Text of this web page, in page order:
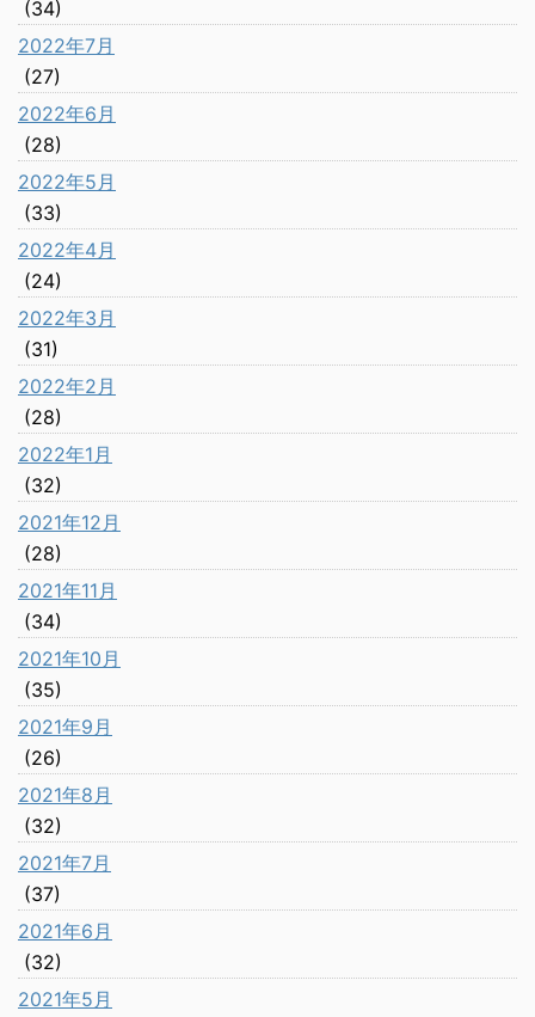
(34)
2022年7月
(27)
2022年6月
(28)
2022年5月
(33)
2022年4月
(24)
2022年3月
(31)
2022年2月
(28)
2022年1月
(32)
2021年12月
(28)
2021年11月
(34)
2021年10月
(35)
2021年9月
(26)
2021年8月
(32)
2021年7月
(37)
2021年6月
(32)
2021年5月